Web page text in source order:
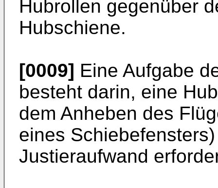
Hubrollen gegenüber
Hubschiene.
[0009] Eine Aufgabe
besteht darin, eine
dem Anheben des
eines
Justieraufwand